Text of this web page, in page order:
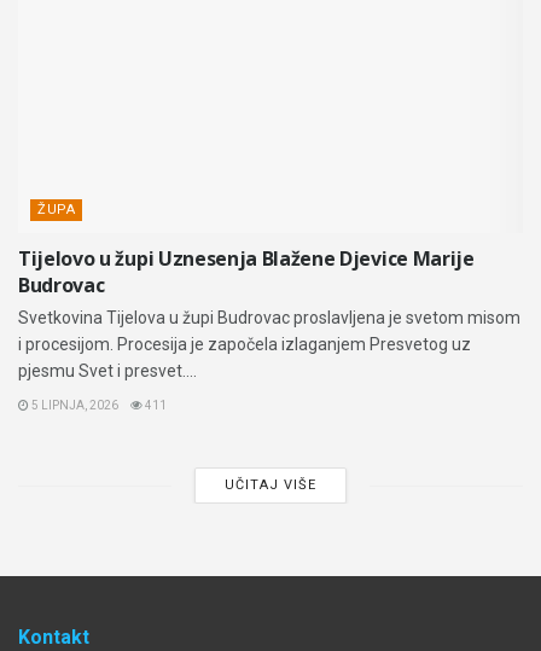
ŽUPA
Tijelovo u župi Uznesenja Blažene Djevice Marije
Budrovac
Svetkovina Tijelova u župi Budrovac proslavljena je svetom misom
i procesijom. Procesija je započela izlaganjem Presvetog uz
pjesmu Svet i presvet....
5 LIPNJA, 2026 411
UČITAJ VIŠE
Kontakt